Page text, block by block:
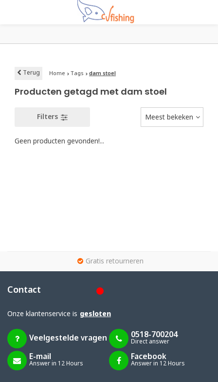
Terug Home Tags dam stoel
Producten getagd met dam stoel
Filters Meest bekeken
Geen producten gevonden!...
Gratis retourneren
Contact
Onze klantenservice is gesloten
Veelgestelde vragen 0518-700204
Direct answer
E-mail
Answer in 12 Hours
Facebook
Answer in 12 Hours